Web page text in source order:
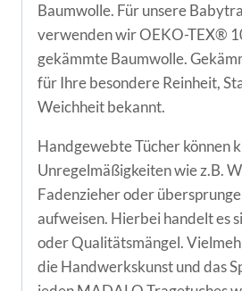
Baumwolle. Für unsere
verwenden wir OEKO-TEX®
gekämmte Baumwolle.
für Ihre besondere Reinheit,
Weichheit bekannt.
Handgewebte Tücher können
Unregelmäßigkeiten wie z.B.
Fadenzieher oder
aufweisen. Hierbei handelt es
oder Qualitätsmängel.
die Handwerkskunst und das